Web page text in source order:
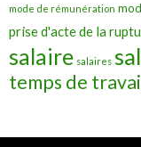
mode de rémunération
prise d'acte de la
salaire salaires
temps de